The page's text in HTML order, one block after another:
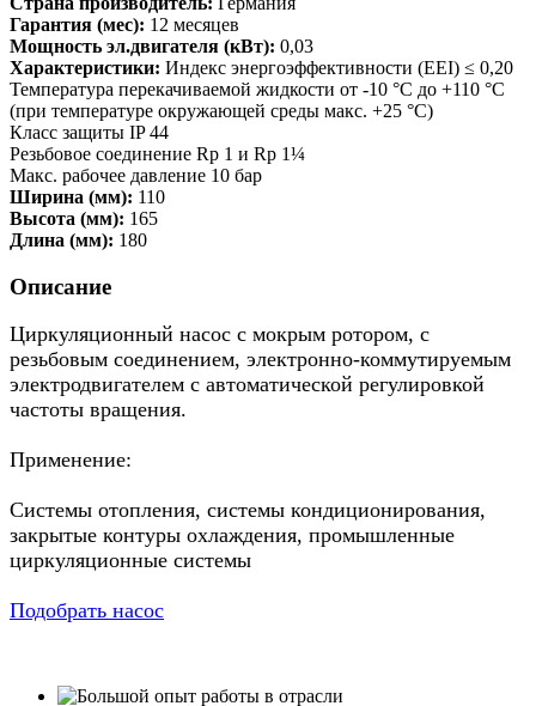
Гарантия (мес): 12 месяцев
Мощность эл.двигателя (кВт): 0,03
Характеристики: Индекс энергоэффективности (EEI) ≤ 0,20
Температура перекачиваемой жидкости от -10 °C до +110 °C
(при температуре окружающей среды макс. +25 °C)
Класс защиты IP 44
Резьбовое соединение Rp 1 и Rp 1¼
Макс. рабочее давление 10 бар
Ширина (мм): 110
Высота (мм): 165
Длина (мм): 180
Описание
Циркуляционный насос с мокрым ротором, с
резьбовым соединением, электронно-коммутируемым
электродвигателем с автоматической регулировкой
частоты вращения.
Применение:
Системы отопления, системы кондиционирования,
закрытые контуры охлаждения, промышленные
циркуляционные системы
Подобрать насос